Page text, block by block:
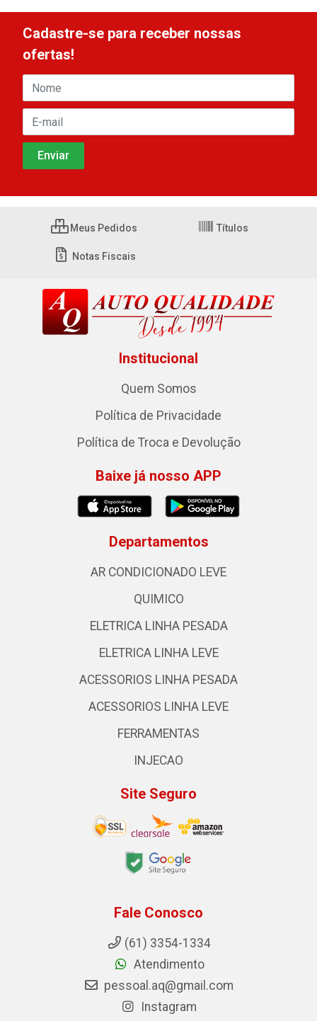
Cadastre-se para receber nossas
ofertas!
Meus Pedidos Títulos
Notas Fiscais
Institucional
Quem Somos
Política de Privacidade
Política de Troca e Devolução
Baixe já nosso APP
Departamentos
AR CONDICIONADO LEVE
QUIMICO
ELETRICA LINHA PESADA
ELETRICA LINHA LEVE
ACESSORIOS LINHA PESADA
ACESSORIOS LINHA LEVE
FERRAMENTAS
INJECAO
Site Seguro
Fale Conosco
(61) 3354-1334
Atendimento
pessoal.aq@gmail.com
Instagram